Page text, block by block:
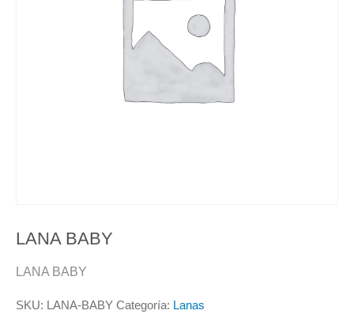
LANA BABY
LANA BABY
SKU: LANA-BABY Categoría: Lanas